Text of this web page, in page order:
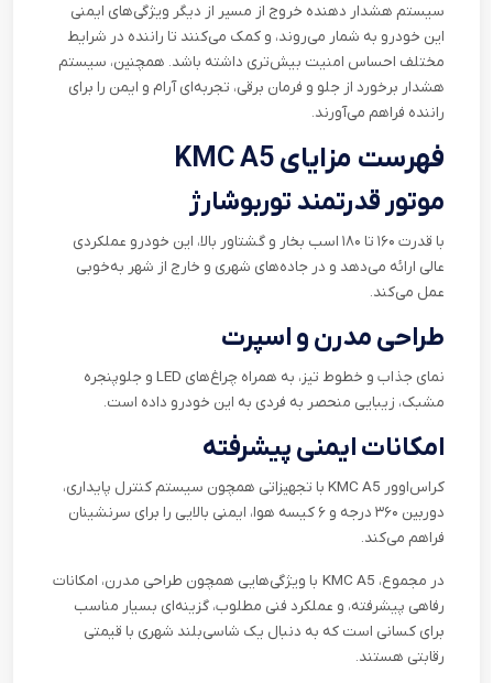
سیستم هشدار دهنده خروج از مسیر از دیگر ویژگی‌های ایمنی
این خودرو به شمار می‌روند، و کمک می‌کنند تا راننده در شرایط
مختلف احساس امنیت بیشتری داشته باشد. همچنین، سیستم
هشدار برخورد از جلو و فرمان برقی، تجربه‌ای آرام و ایمن را برای
راننده فراهم می‌آورند.
فهرست مزایایKMC A5
موتور قدرتمند توربوشارژ
با قدرت ۱۶۰ تا ۱۸۰ اسب بخار و گشتاور بالا، این خودرو عملکردی
عالی ارائه می‌دهد و در جاده‌های شهری و خارج از شهر به‌خوبی
عمل می‌کند.
طراحی مدرن و اسپرت
نمای جذاب و خطوط تیز، به همراه چراغ‌های LED و جلوپنجره
مشبک، زیبایی منحصر به فردی به این خودرو داده است.
امکانات ایمنی پیشرفته
کراس‌اوور KMC A5 با تجهیزاتی همچون سیستم کنترل پایداری،
دوربین ۳۶۰ درجه و ۶ کیسه هوا، ایمنی بالایی را برای سرنشینان
فراهم می‌کند.
در مجموع، KMC A5 با ویژگی‌هایی همچون طراحی مدرن، امکانات
رفاهی پیشرفته، و عملکرد فنی مطلوب، گزینه‌ای بسیار مناسب
برای کسانی است که به دنبال یک شاسی‌بلند شهری با قیمتی
رقابتی هستند.